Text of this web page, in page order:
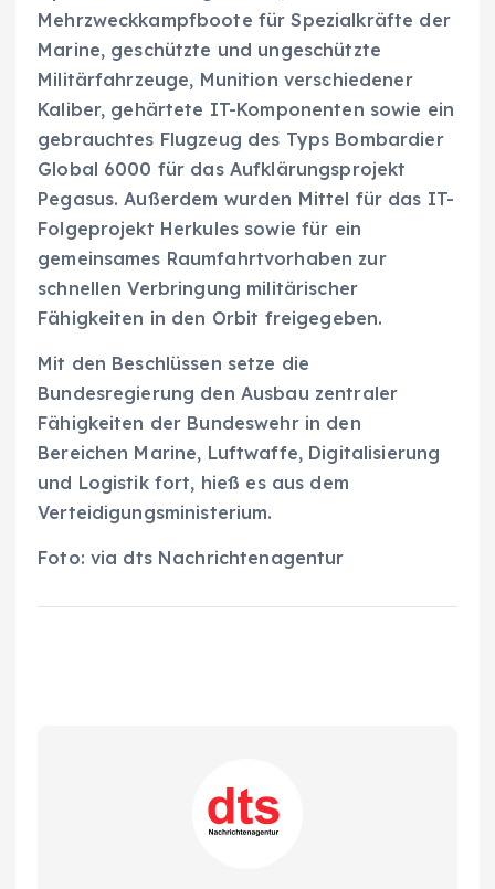
Mehrzweckkampfboote für Spezialkräfte der
Marine, geschützte und ungeschützte
Militärfahrzeuge, Munition verschiedener
Kaliber, gehärtete IT-Komponenten sowie ein
gebrauchtes Flugzeug des Typs Bombardier
Global 6000 für das Aufklärungsprojekt
Pegasus. Außerdem wurden Mittel für das IT-
Folgeprojekt Herkules sowie für ein
gemeinsames Raumfahrtvorhaben zur
schnellen Verbringung militärischer
Fähigkeiten in den Orbit freigegeben.
Mit den Beschlüssen setze die
Bundesregierung den Ausbau zentraler
Fähigkeiten der Bundeswehr in den
Bereichen Marine, Luftwaffe, Digitalisierung
und Logistik fort, hieß es aus dem
Verteidigungsministerium.
Foto: via dts Nachrichtenagentur